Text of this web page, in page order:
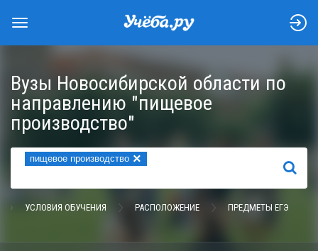
Вузы Новосибирской области по
направлению "пищевое
производство"
пищевое производство ×
НАЙТИ
УСЛОВИЯ ОБУЧЕНИЯ РАСПОЛОЖЕНИЕ ПРЕДМЕТЫ ЕГЭ